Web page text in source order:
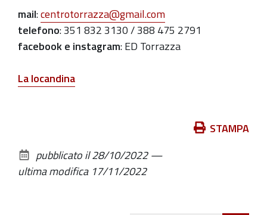
mail:centrotorrazza@gmail.com
telefono: 351 832 3130 / 388 475 2791
facebook e instagram: ED Torrazza
La locandina
documento
STAMPA
pubblicato il28/10/2022—
ultima modifica 17/11/2022